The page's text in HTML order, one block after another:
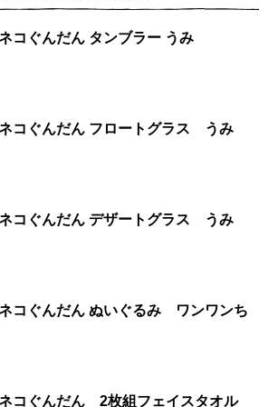
ノラネコぐんだん タンブラー うみ
ノラネコぐんだん フロートグラス うみ
ノラネコぐんだん デザートグラス うみ
コぐんだん ぬいぐるみ ワンワンち
ネコぐんだん 2枚組フェイスタオル